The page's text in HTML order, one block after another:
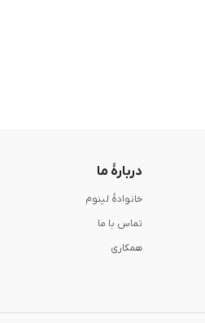
دربارۀ ما
خانوادۀ لینوم
تماس با ما
همکاری